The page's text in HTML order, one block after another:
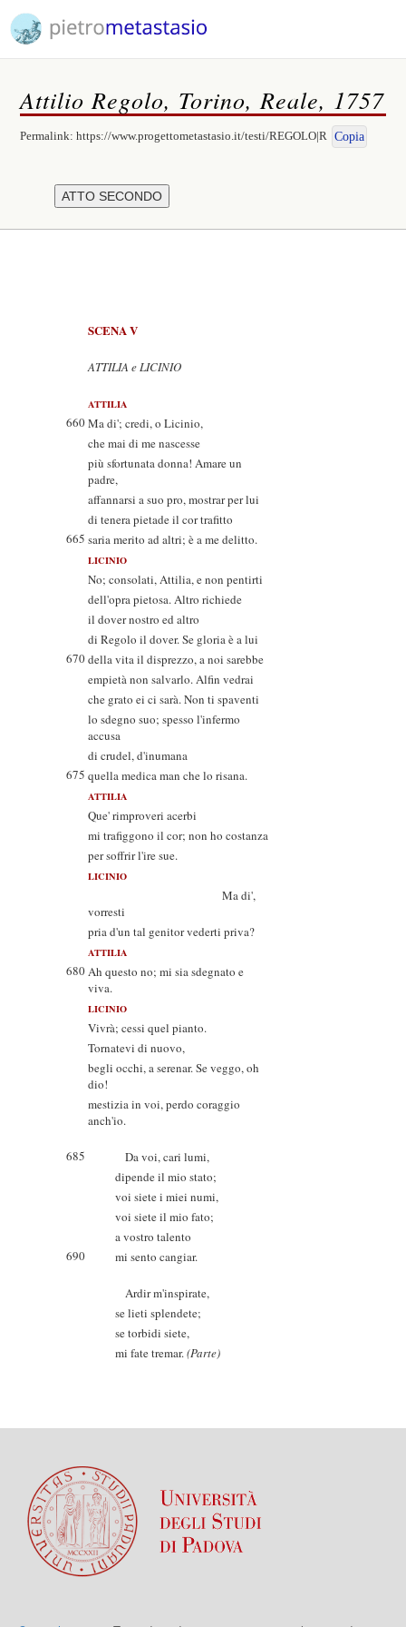
Attilio Regolo, Torino, Reale, 1757
Permalink:https://www.progettometastasio.it/testi/REGOLO|R Copia
SCENA V
ATTILIA e LICINIO
ATTILIA
660Ma di'; credi, o Licinio,
che mai di me nascesse
più sfortunata donna! Amare un
padre,
affannarsi a suo pro, mostrar per lui
di tenera pietade il cor trafitto
665 saria merito ad altri; è a me delitto.
LICINIO
No; consolati, Attilia, e non pentirti
dell'opra pietosa. Altro richiede
il dover nostro ed altro
di Regolo il dover. Se gloria è a lui
670della vita il disprezzo, a noi sarebbe
empietà non salvarlo. Alfin vedrai
che grato ei ci sarà. Non ti spaventi
lo sdegno suo; spesso l'infermo
accusa
di crudel, d'inumana
675 quella medica man che lo risana.
ATTILIA
Que' rimproveri acerbi
mi trafiggono il cor; non ho costanza
per soffrir l'ire sue.
LICINIO
Ma di',
vorresti
pria d'un tal genitor vederti priva?
ATTILIA
680Ah questo no; mi sia sdegnato e
viva.
LICINIO
Vivrà; cessi quel pianto.
Tornatevi di nuovo,
begli occhi, a serenar. Se veggo, oh
dio!
mestizia in voi, perdo coraggio
anch'io.
685
Da voi, cari lumi,
dipende il mio stato;
voi siete i miei numi,
voi siete il mio fato;
a vostro talento
690
mi sento cangiar.
Ardir m'inspirate,
se lieti splendete;
se torbidi siete,
mi fate tremar.(Parte)